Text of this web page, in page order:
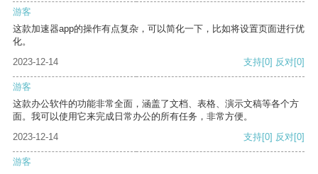
游客
这款加速器app的操作有点复杂，可以简化一下，比如将设置页面进行优
化。
2023-12-14
支持[0] 反对[0]
游客
这款办公软件的功能非常全面，涵盖了文档、表格、演示文稿等各个方
面。我可以使用它来完成日常办公的所有任务，非常方便。
2023-12-14
支持[0] 反对[0]
游客